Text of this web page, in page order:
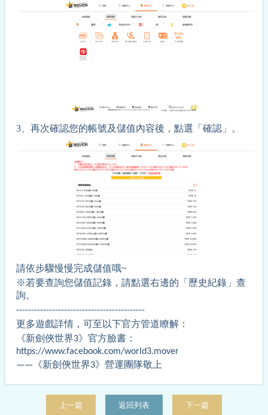
3、再次確認您的帳號及儲值內容後，點選「確認」。
請依步驟慢慢完成儲值哦~
※若要查詢您儲值記錄，請點選右邊的「歷史紀錄」查
詢。
-------------------------------------------
更多遊戲詳情，可至以下官方管道瞭解：
《新劍俠世界3》官方臉書：
https://www.facebook.com/world3.mover
——《新劍俠世界3》營運團隊敬上
上一篇 返回列表 下一篇